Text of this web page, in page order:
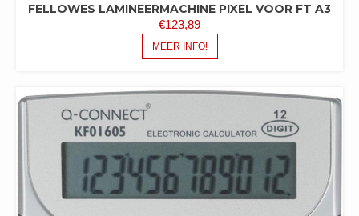
FELLOWES LAMINEERMACHINE PIXEL VOOR FT A3
€123,89
MEER INFO!